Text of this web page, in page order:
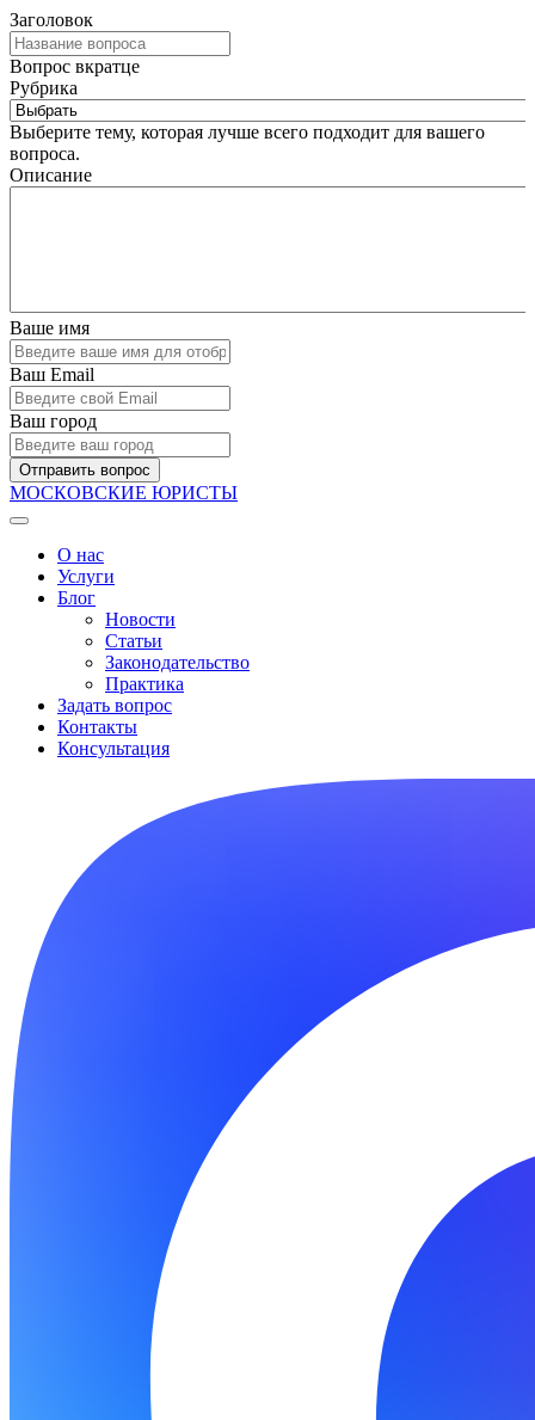
Заголовок
Вопрос вкратце
Рубрика
Выберите тему, которая лучше всего подходит для вашего
вопроса.
Описание
Ваше имя
Ваш Email
Ваш город
Отправить вопрос
МОСКОВСКИЕ ЮРИСТЫ
О нас
Услуги
Блог
Новости
Статьи
Законодательство
Практика
Задать вопрос
Контакты
Консультация